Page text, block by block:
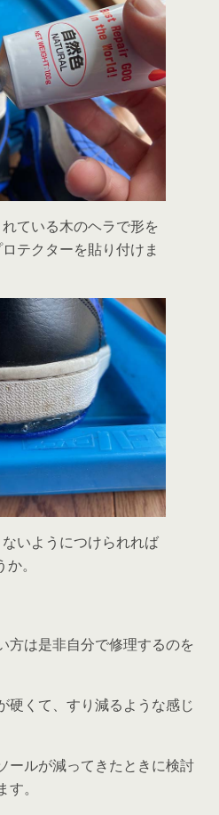
ている木のヘラで形を
テクターを貼り付けま
いようにつけられれば
。
方は是非自分で修理するのを
硬くて、すり減るような感じ
ールが減ってきたときに検討
。